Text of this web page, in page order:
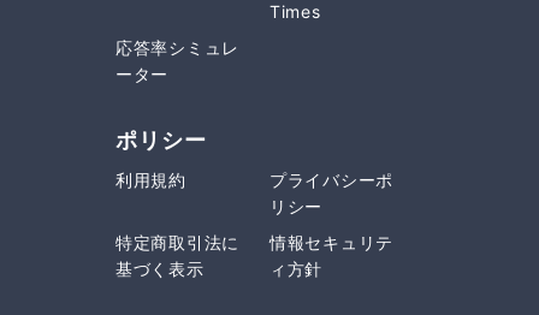
Times
応答率シミュレ
ーター
ポリシー
利用規約
プライバシーポ
リシー
特定商取引法に
基づく表示
情報セキュリテ
ィ方針